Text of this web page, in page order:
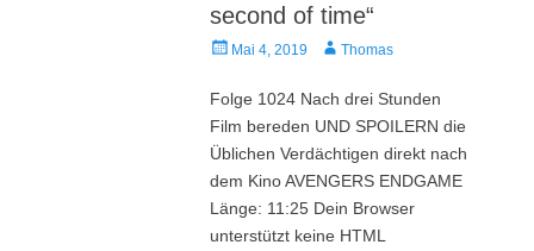
second of time“
Veröffentlicht
Mai 4, 2019 AutorThomas
Folge 1024 Nach drei Stunden
Film bereden UND SPOILERN die
Üblichen Verdächtigen direkt nach
dem Kino AVENGERS ENDGAME
Länge: 11:25 Dein Browser
unterstützt keine HTML